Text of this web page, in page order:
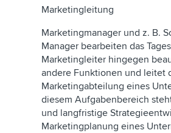
Marketingleitung
Marketingmanager und z. B.
Manager bearbeiten das
Marketingleiter hingegen
andere Funktionen und leitet
Marketingabteilung eines
diesem Aufgabenbereich
und langfristige
Marketingplanung eines